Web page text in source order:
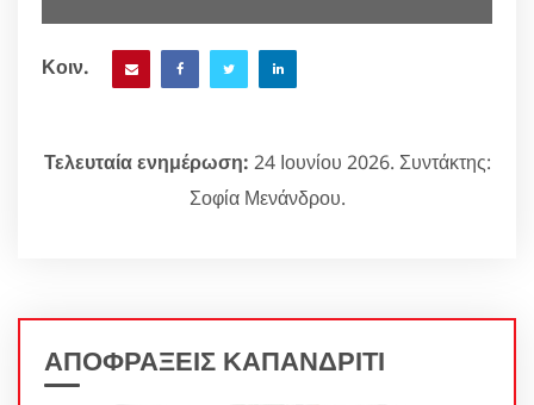
Κοιν.
Τελευταία ενημέρωση: 24 Ιουνίου 2026. Συντάκτης:
Σοφία Μενάνδρου.
ΑΠΟΦΡΑΞΕΙΣ ΚΑΠΑΝΔΡΙΤΙ